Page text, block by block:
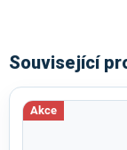
Související
Akce